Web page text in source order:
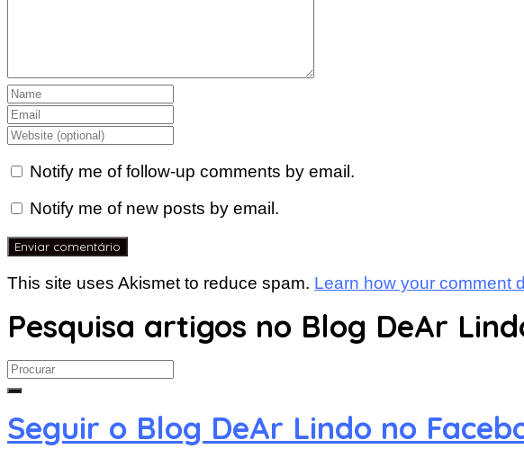
Notify me of follow-up comments by email.
Notify me of new posts by email.
This site uses Akismet to reduce spam. Learn how your comment
Pesquisa artigos no Blog DeAr
Search
for:
Seguir o Blog DeAr Lindo no